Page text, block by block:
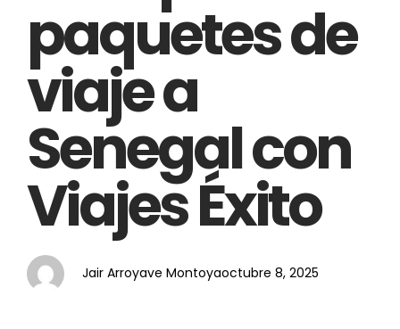
paquetes de
viaje a
Senegal con
Viajes Éxito
Jair Arroyave Montoyaoctubre 8, 2025